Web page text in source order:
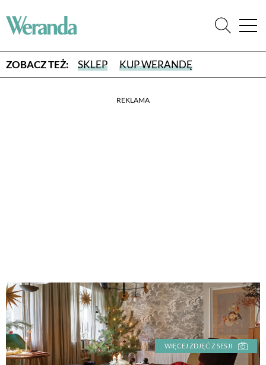
ZOBACZ TEŻ: SKLEP KUP WERANDĘ
REKLAMA
WIĘCEJ ZDJĘĆ Z SESJI